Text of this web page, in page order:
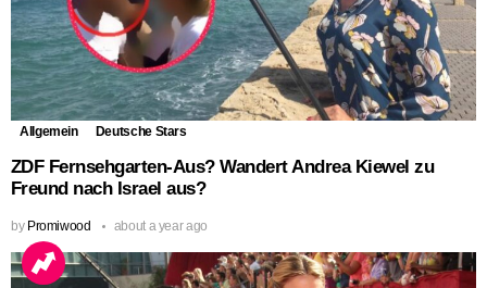
Allgemein Deutsche Stars
ZDF Fernsehgarten-Aus? Wandert Andrea Kiewel zu
Freund nach Israel aus?
by Promiwood about a year ago